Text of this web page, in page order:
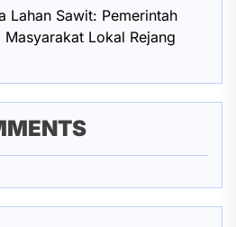
Lahan Sawit: Pemerintah
Lokal Rejang